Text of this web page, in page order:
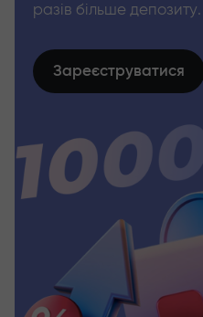
разів більше депозиту.
Зареєструватися